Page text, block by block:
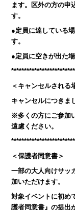
ます。区外の方の申
す。
●定員に達している
す。
●定員に空きが出た
＜キャンセルされる
キャンセルにつきま
※多くの方にご参加
遠慮ください。
＜保護者同意書＞
一部の大人向けサッ
加いただけます。
対象イベントに初め
護者同意書』の提出